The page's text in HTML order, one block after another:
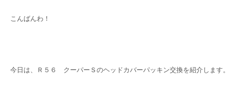
こんばんわ！
今日は、Ｒ５６ クーパーＳのヘッドカバーパッキン交換を紹介します。